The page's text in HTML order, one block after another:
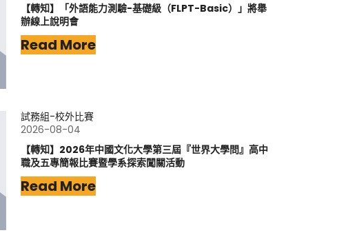
【轉知】「外語能力測驗-基礎級（FLPT-Basic）」將舉
辦線上說明會
Read More
試務組-校外比賽
2026-08-04
【轉知】2026年中國文化大學第三屆『世界大學問』高中
職及五專簡報比賽暨學系探索闖關活動
Read More